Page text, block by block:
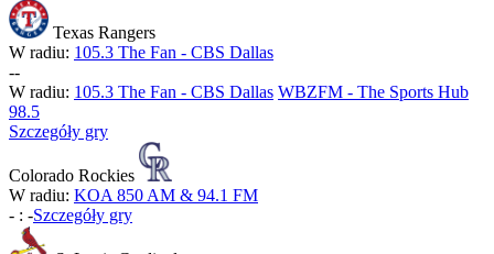
Texas Rangers
W radiu: 105.3 The Fan - CBS Dallas
--
W radiu: 105.3 The Fan - CBS Dallas WBZFM - The Sports Hub
98.5
Szczegóły gry
Colorado Rockies
W radiu: KOA 850 AM & 94.1 FM
- : -Szczegóły gry